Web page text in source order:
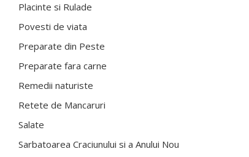
Placinte si Rulade
Povesti de viata
Preparate din Peste
Preparate fara carne
Remedii naturiste
Retete de Mancaruri
Salate
Sarbatoarea Craciunului si a Anului Nou